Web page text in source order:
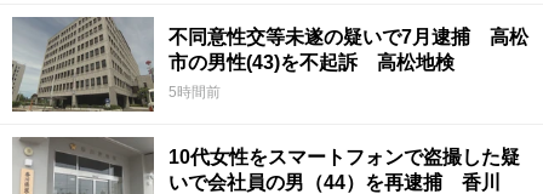
不同意性交等未遂の疑いで7月逮捕 高松
市の男性(43)を不起訴 高松地検
5時間前
10代女性をスマートフォンで盗撮した疑
いで会社員の男（44）を再逮捕 香川